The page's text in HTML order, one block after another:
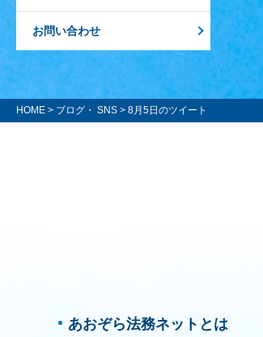
お問い合わせ
HOME > ブログ・ SNS > 8月5日のツイート
あおぞら法務ネットとは